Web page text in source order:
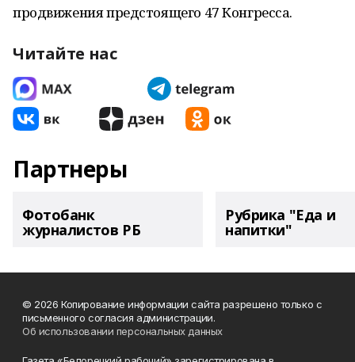
продвижения предстоящего 47 Конгресса.
Читайте нас
Партнеры
Фотобанк
журналистов РБ
Рубрика "Еда и
напитки"
© 2026 Копирование информации сайта разрешено только с
письменного согласия администрации.
Об использовании персональных данных